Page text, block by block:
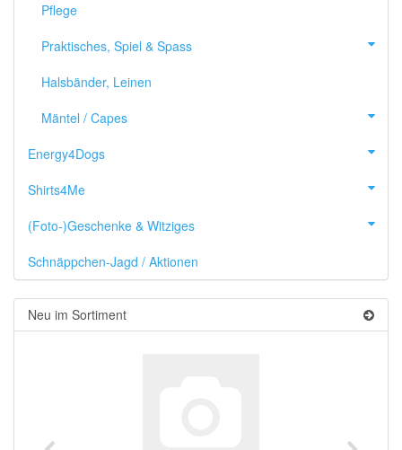
Pflege
Praktisches, Spiel & Spass
Halsbänder, Leinen
Mäntel / Capes
Energy4Dogs
Shirts4Me
(Foto-)Geschenke & Witziges
Schnäppchen-Jagd / Aktionen
Neu im Sortiment